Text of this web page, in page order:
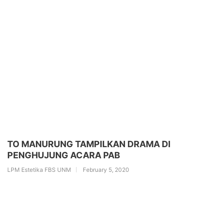
TO MANURUNG TAMPILKAN DRAMA DI
PENGHUJUNG ACARA PAB
LPM Estetika FBS UNM February 5, 2020